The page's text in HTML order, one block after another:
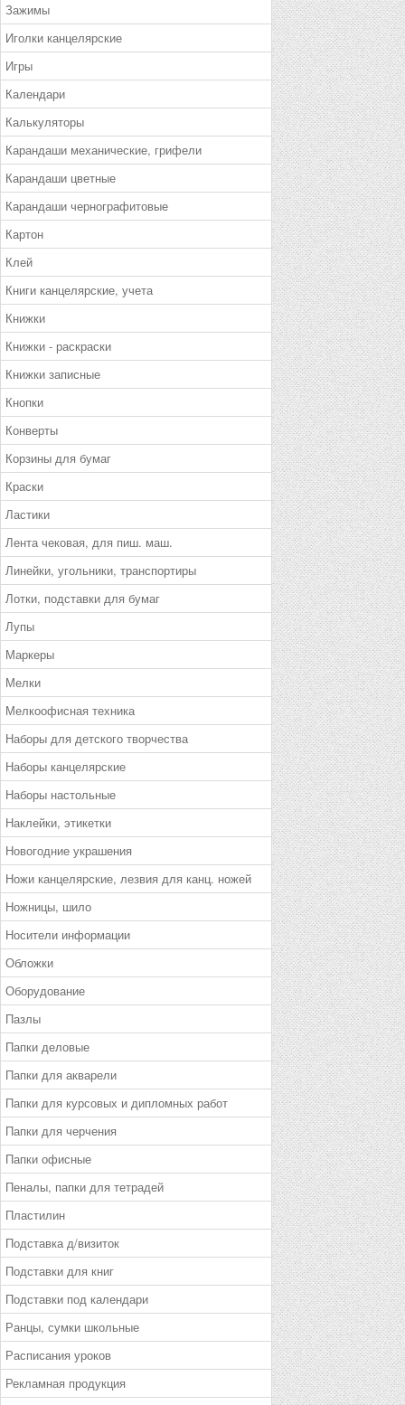
Зажимы
Иголки канцелярские
Игры
Календари
Калькуляторы
Карандаши механические, грифели
Карандаши цветные
Карандаши чернографитовые
Картон
Клей
Книги канцелярские, учета
Книжки
Книжки - раскраски
Книжки записные
Кнопки
Конверты
Корзины для бумаг
Краски
Ластики
Лента чековая, для пиш. маш.
Линейки, угольники, транспортиры
Лотки, подставки для бумаг
Лупы
Маркеры
Мелки
Мелкоофисная техника
Наборы для детского творчества
Наборы канцелярские
Наборы настольные
Наклейки, этикетки
Новогодние украшения
Ножи канцелярские, лезвия для канц. ножей
Ножницы, шило
Носители информации
Обложки
Оборудование
Пазлы
Папки деловые
Папки для акварели
Папки для курсовых и дипломных работ
Папки для черчения
Папки офисные
Пеналы, папки для тетрадей
Пластилин
Подставка д/визиток
Подставки для книг
Подставки под календари
Ранцы, сумки школьные
Расписания уроков
Рекламная продукция